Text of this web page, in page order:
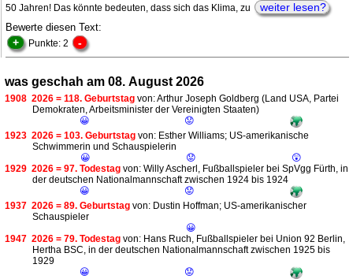
50 Jahren! Das könnte bedeuten, dass sich das Klima, zu
weiter lesen?
Bewerte diesen Text:
+ Punkte: 2 -
was geschah am 08. August 2026
1908 2026 = 118. Geburtstag von: Arthur Joseph Goldberg (Land USA, Partei
Demokraten, Arbeitsminister der Vereinigten Staaten)
😀
😟
1923 2026 = 103. Geburtstag von: Esther Williams; US-amerikanische
Schwimmerin und Schauspielerin
😀
😟
😲
1929 2026 = 97. Todestag von: Willy Ascherl, Fußballspieler bei SpVgg Fürth, in
der deutschen Nationalmannschaft zwischen 1924 bis 1924
😀
😟
1937 2026 = 89. Geburtstag von: Dustin Hoffman; US-amerikanischer
Schauspieler
😀
1947 2026 = 79. Todestag von: Hans Ruch, Fußballspieler bei Union 92 Berlin,
Hertha BSC, in der deutschen Nationalmannschaft zwischen 1925 bis
1929
😀
😟